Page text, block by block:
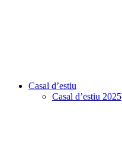
Casal d’estiu
Casal d’estiu 2025